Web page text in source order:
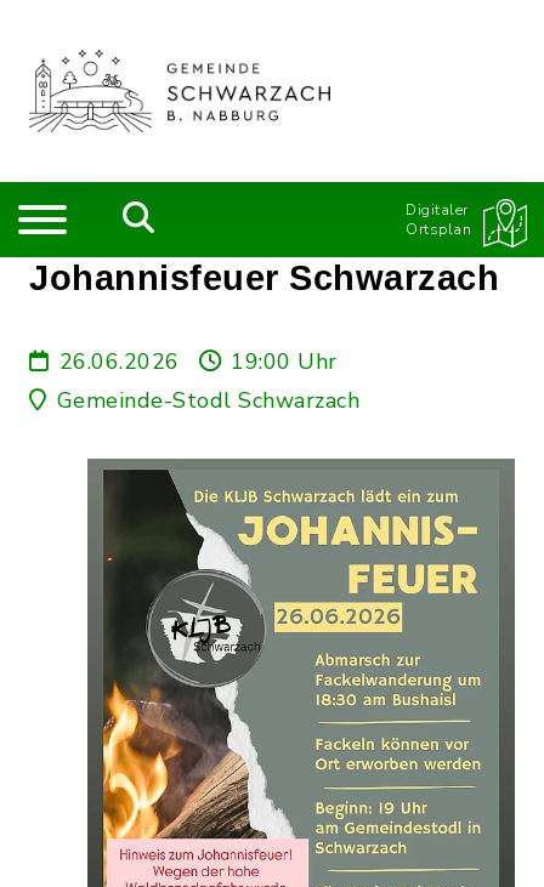
Digitaler
Ortsplan
Johannisfeuer Schwarzach
26.06.2026
19:00 Uhr
Gemeinde-Stodl Schwarzach